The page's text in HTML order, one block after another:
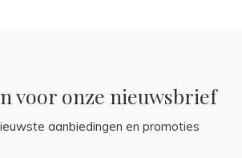
voor onze nieuwsbrief
aanbiedingen en promoties